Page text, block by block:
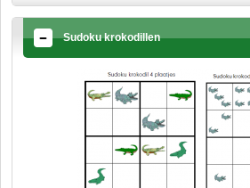
Sudoku krokodillen